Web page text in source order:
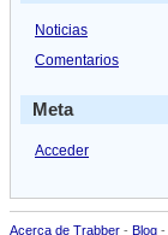
Noticias
Comentarios
Meta
Acceder
Acerca de Trabber - Blog -